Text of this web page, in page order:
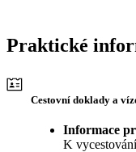
Praktické
Cestovní doklady a
Informace
K